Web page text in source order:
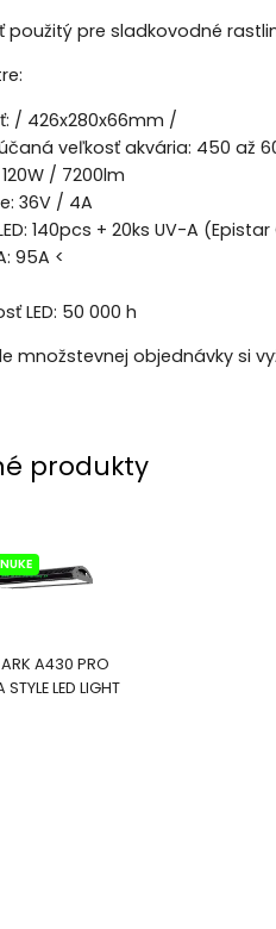
použitý pre sladkovodné
/ 426x280x66mm /
veľkosť akvária: 450 až
/ 7200lm
36V / 4A
140pcs + 20ks UV-A
95A <
LED: 50 000 h
množstevnej objednávky si
produkty
A430 PRO
LED LIGHT